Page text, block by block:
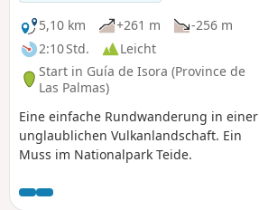
5,10 km
+261 m
-256 m
2:10 Std.
Leicht
Start in Guía de Isora (Province de
Las Palmas)
Eine einfache Rundwanderung in einer
unglaublichen Vulkanlandschaft. Ein
Muss im Nationalpark Teide.